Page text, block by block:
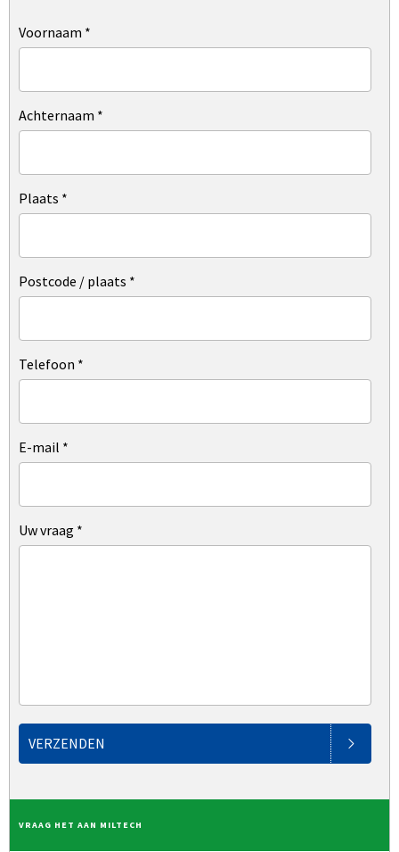
Voornaam *
Achternaam *
Plaats *
Postcode / plaats *
Telefoon *
E-mail *
Uw vraag *
VERZENDEN
VRAAG HET AAN MILTECH